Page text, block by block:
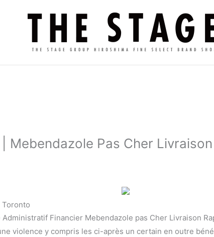
Mebendazole Pas Cher
Toronto
Financier Mebendazole pas Cher Livraison
violence y compris les ci-après un certain en outre